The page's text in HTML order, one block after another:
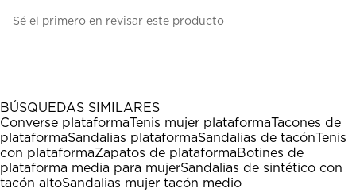
para
1
estrella
Esta
acción
abrirá
el
formulario
para
estrellas.
Esta
acción
abrirá
el
formulario
para
estrellas.
Esta
acción
abrirá
el
formulario
para
estrellas.
Esta
acción
abrirá
el
formulario
para
estrellas.
Esta
acción
abrirá
el
formulario
Sé el primero en revisar este producto
BÚSQUEDAS SIMILARES
Converse plataformaTenis mujer plataformaTacones de
plataformaSandalias plataformaSandalias de tacónTenis
con plataformaZapatos de plataformaBotines de
plataforma media para mujerSandalias de sintético con
tacón altoSandalias mujer tacón medio